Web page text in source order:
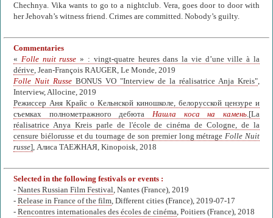
Chechnya. Vika wants to go to a nightclub. Vera, goes door to door with
her Jehovah’s witness friend. Crimes are committed. Nobody’s guilty.
Commentaries
« Folle nuit russe » : vingt-quatre heures dans la vie d’une ville à la
dérive, Jean-François RAUGER, Le Monde, 2019
Folle Nuit Russe BONUS VO "Interview de la réalisatrice Anja Kreis",
Interview, Allocine, 2019
Режиссер Аня Крайс о Кельнской киношколе, белорусской цензуре и
съемках полнометражного дебюта Нашла коса на камень.[La
réalisatrice Anya Kreis parle de l'école de cinéma de Cologne, de la
censure biélorusse et du tournage de son premier long métrageFolle Nuit
russe], Алиса ТАЕЖНАЯ, Kinopoisk, 2018
Selected in the following festivals or events :
- Nantes Russian Film Festival, Nantes (France), 2019
- Release in France of the film, Different cities (France), 2019-07-17
- Rencontres internationales des écoles de cinéma, Poitiers (France), 2018